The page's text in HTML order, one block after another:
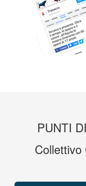
PUNTI
Collettivo